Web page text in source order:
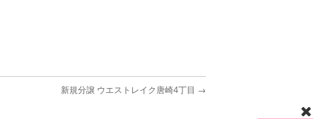
新規分譲 ウエストレイク唐崎4丁目 →